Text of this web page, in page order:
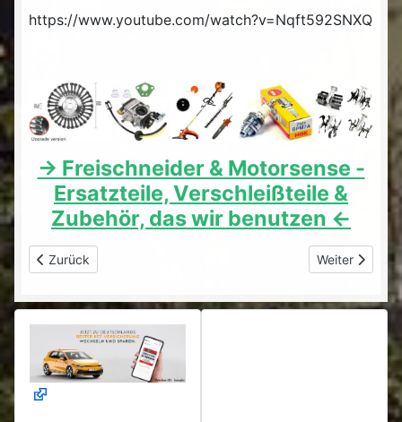
https://www.youtube.com/watch?v=Nqft592SNXQ
-> Freischneider & Motorsense -
Ersatzteile, Verschleißteile &
Zubehör, das wir benutzen <-
Vorheriger Beitrag: Motorsense Leitfaden A-Z Teil 8 -
Zurück Nächster
Weiter